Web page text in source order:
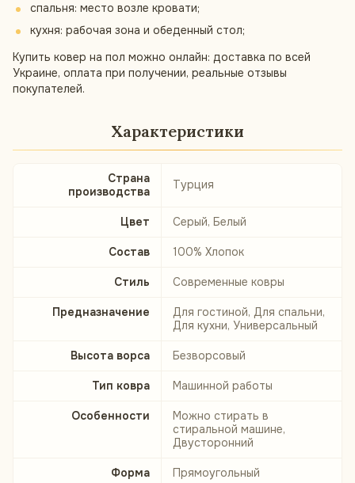
спальня: место возле кровати;
кухня: рабочая зона и обеденный стол;
Купить ковер на пол можно онлайн: доставка по всей
Украине, оплата при получении, реальные отзывы
покупателей.
Характеристики
Страна
производства
Турция
Цвет Серый, Белый
Состав 100% Хлопок
Стиль Современные ковры
Предназначение
Для гостиной, Для спальни,
Для кухни, Универсальный
Высота ворса Безворсовый
Тип ковра Машинной работы
Особенности
Можно стирать в
стиральной машине,
Двусторонний
Форма Прямоугольный